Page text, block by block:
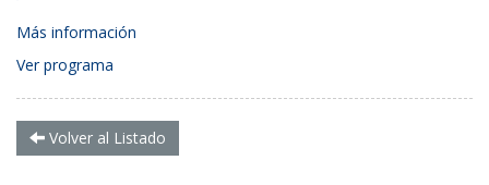
Más información
Ver programa
Volver al Listado